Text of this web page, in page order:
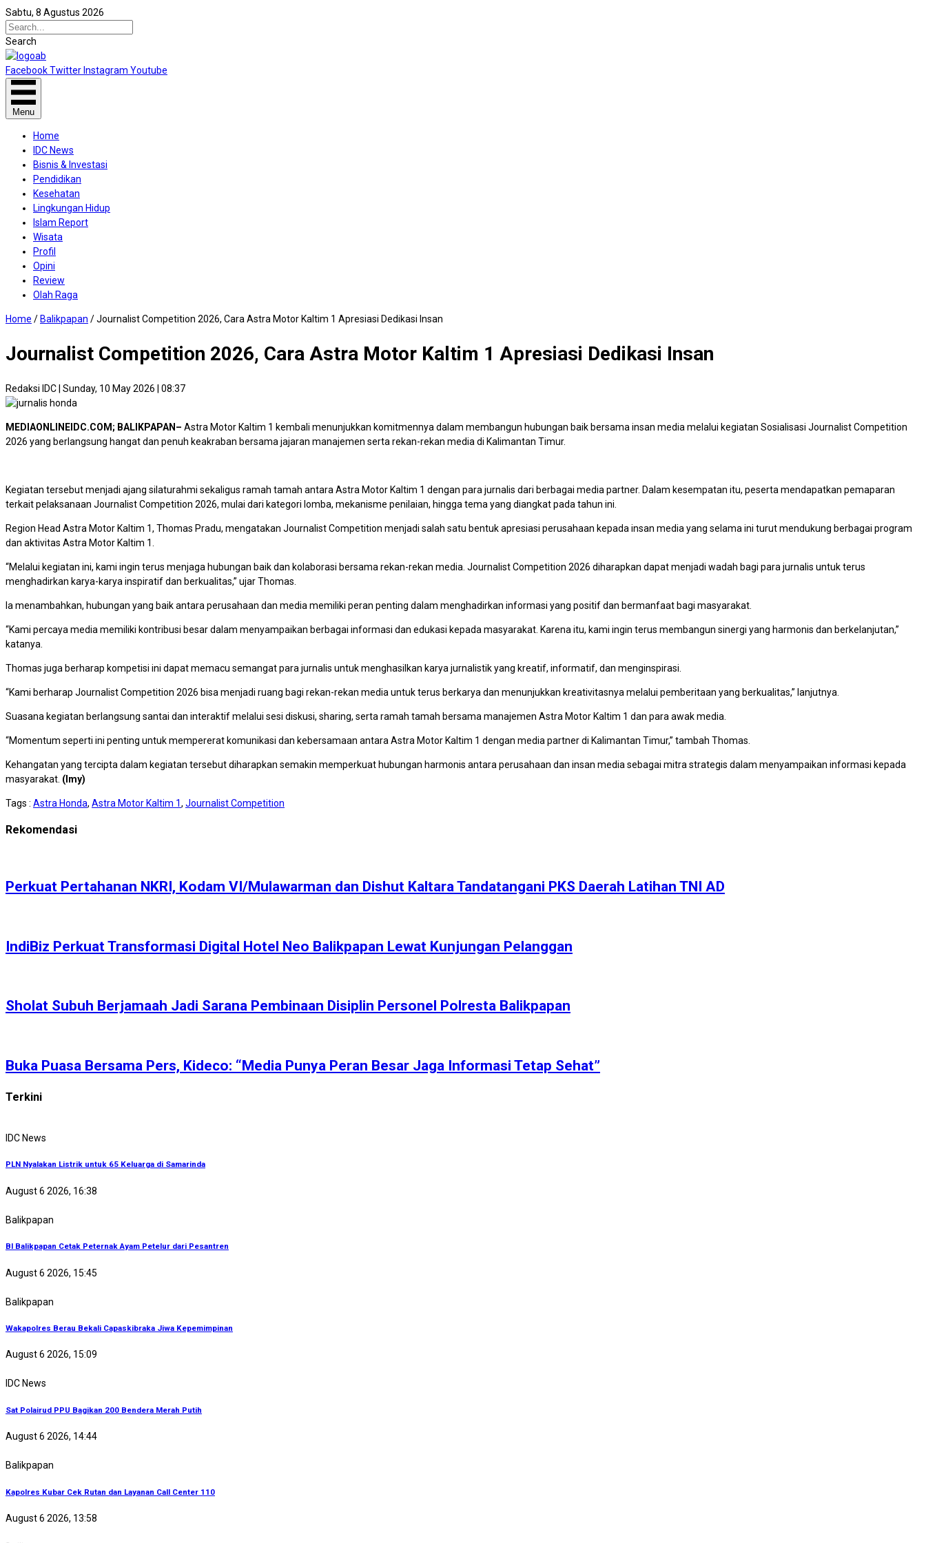
Sabtu, 8 Agustus 2026
Search
FacebookTwitter Instagram Youtube
Menu
Home
IDC News
Bisnis & Investasi
Pendidikan
Kesehatan
Lingkungan Hidup
Islam Report
Wisata
Profil
Opini
Review
Olah Raga
Home / Balikpapan /Journalist Competition 2026, Cara Astra Motor Kaltim 1 Apresiasi Dedikasi Insan
Journalist Competition 2026, Cara Astra Motor Kaltim 1 Apresiasi Dedikasi Insan
Redaksi IDC| Sunday, 10 May 2026 | 08:37
MEDIAONLINEIDC.COM; BALIKPAPAN– Astra Motor Kaltim 1 kembali menunjukkan komitmennya dalam membangun hubungan baik bersama insan media melalui kegiatan Sosialisasi Journalist Competition
2026 yang berlangsung hangat dan penuh keakraban bersama jajaran manajemen serta rekan-rekan media di Kalimantan Timur.
Kegiatan tersebut menjadi ajang silaturahmi sekaligus ramah tamah antara Astra Motor Kaltim 1 dengan para jurnalis dari berbagai media partner. Dalam kesempatan itu, peserta mendapatkan pemaparan
terkait pelaksanaan Journalist Competition 2026, mulai dari kategori lomba, mekanisme penilaian, hingga tema yang diangkat pada tahun ini.
Region Head Astra Motor Kaltim 1, Thomas Pradu, mengatakan Journalist Competition menjadi salah satu bentuk apresiasi perusahaan kepada insan media yang selama ini turut mendukung berbagai program
dan aktivitas Astra Motor Kaltim 1.
“Melalui kegiatan ini, kami ingin terus menjaga hubungan baik dan kolaborasi bersama rekan-rekan media. Journalist Competition 2026 diharapkan dapat menjadi wadah bagi para jurnalis untuk terus
menghadirkan karya-karya inspiratif dan berkualitas,” ujar Thomas.
Ia menambahkan, hubungan yang baik antara perusahaan dan media memiliki peran penting dalam menghadirkan informasi yang positif dan bermanfaat bagi masyarakat.
“Kami percaya media memiliki kontribusi besar dalam menyampaikan berbagai informasi dan edukasi kepada masyarakat. Karena itu, kami ingin terus membangun sinergi yang harmonis dan berkelanjutan,”
katanya.
Thomas juga berharap kompetisi ini dapat memacu semangat para jurnalis untuk menghasilkan karya jurnalistik yang kreatif, informatif, dan menginspirasi.
“Kami berharap Journalist Competition 2026 bisa menjadi ruang bagi rekan-rekan media untuk terus berkarya dan menunjukkan kreativitasnya melalui pemberitaan yang berkualitas,” lanjutnya.
Suasana kegiatan berlangsung santai dan interaktif melalui sesi diskusi, sharing, serta ramah tamah bersama manajemen Astra Motor Kaltim 1 dan para awak media.
“Momentum seperti ini penting untuk mempererat komunikasi dan kebersamaan antara Astra Motor Kaltim 1 dengan media partner di Kalimantan Timur,” tambah Thomas.
Kehangatan yang tercipta dalam kegiatan tersebut diharapkan semakin memperkuat hubungan harmonis antara perusahaan dan insan media sebagai mitra strategis dalam menyampaikan informasi kepada
masyarakat. (Imy)
Tags : Astra Honda, Astra Motor Kaltim 1, Journalist Competition
Rekomendasi
Perkuat Pertahanan NKRI, Kodam VI/Mulawarman dan Dishut Kaltara Tandatangani PKS Daerah Latihan TNI AD
IndiBiz Perkuat Transformasi Digital Hotel Neo Balikpapan Lewat Kunjungan Pelanggan
Sholat Subuh Berjamaah Jadi Sarana Pembinaan Disiplin Personel Polresta Balikpapan
Buka Puasa Bersama Pers, Kideco: “Media Punya Peran Besar Jaga Informasi Tetap Sehat”
Terkini
IDC News
PLN Nyalakan Listrik untuk 65 Keluarga di Samarinda
August 6 2026, 16:38
Balikpapan
BI Balikpapan Cetak Peternak Ayam Petelur dari Pesantren
August 6 2026, 15:45
Balikpapan
Wakapolres Berau Bekali Capaskibraka Jiwa Kepemimpinan
August 6 2026, 15:09
IDC News
Sat Polairud PPU Bagikan 200 Bendera Merah Putih
August 6 2026, 14:44
Balikpapan
Kapolres Kubar Cek Rutan dan Layanan Call Center 110
August 6 2026, 13:58